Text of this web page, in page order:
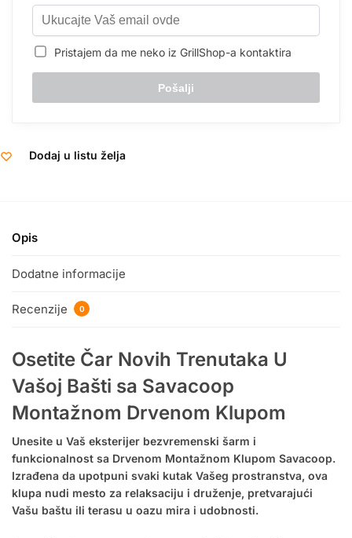
Pristajem da me neko iz GrillShop-a kontaktira
Dodaj u listu želja
Opis
Dodatne informacije
Recenzije 0
Osetite Čar Novih Trenutaka U
Vašoj Bašti sa Savacoop
Montažnom Drvenom Klupom
Unesite u Vaš eksterijer bezvremenski šarm i
funkcionalnost sa Drvenom Montažnom Klupom Savacoop.
Izrađena da upotpuni svaki kutak Vašeg prostranstva, ova
klupa nudi mesto za relaksaciju i druženje, pretvarajući
Vašu baštu ili terasu u oazu mira i udobnosti.